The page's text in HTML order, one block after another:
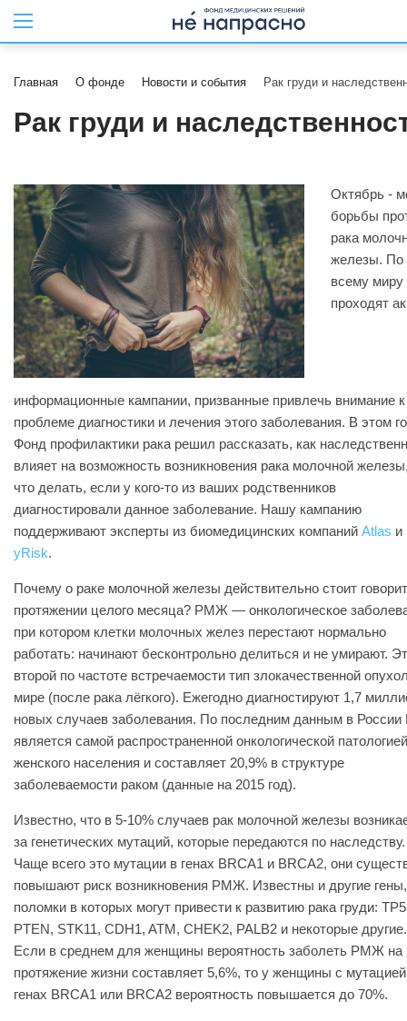
Главная О фонде Новости и события Рак груди и
Рак груди и
Октябрь -
борьбы
рака
железы. По
всему миру
проходят
информационные кампании, призванные привлечь внимание к
проблеме диагностики и лечения этого заболевания. В этом
Фонд профилактики рака решил рассказать, как
влияет на возможность возникновения рака молочной
что делать, если у кого-то из ваших родственников
диагностировали данное заболевание. Нашу кампанию
поддерживают эксперты из биомедицинских компаний Atlas и
yRisk.
Почему о раке молочной железы действительно стоит
протяжении целого месяца? РМЖ — онкологическое
при котором клетки молочных желез перестают нормально
работать: начинают бесконтрольно делиться и не умирают.
второй по частоте встречаемости тип злокачественной
мире (после рака лёгкого). Ежегодно диагностируют 1,7
новых случаев заболевания. По последним данным в
является самой распространенной онкологической
женского населения и составляет 20,9% в структуре
заболеваемости раком (данные на 2015 год).
Известно, что в 5-10% случаев рак молочной железы
за генетических мутаций, которые передаются по наследству.
Чаще всего это мутации в генах BRCA1 и BRCA2, они
повышают риск возникновения РМЖ. Известны и другие гены,
поломки в которых могут привести к развитию рака груди:
PTEN, STK11, CDH1, ATM, CHEK2, PALB2 и некоторые другие.
Если в среднем для женщины вероятность заболеть РМЖ на
протяжение жизни составляет 5,6%, то у женщины с
генах BRCA1 или BRCA2 вероятность повышается до 70%.